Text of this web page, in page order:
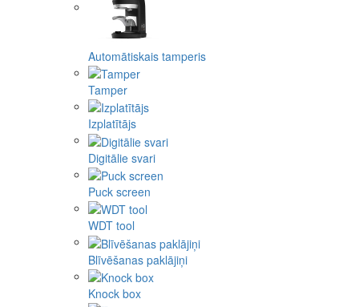
Automātiskais tamperis
Tamper
Izplatītājs
Digitālie svari
Puck screen
WDT tool
Blīvēšanas paklājiņi
Knock box